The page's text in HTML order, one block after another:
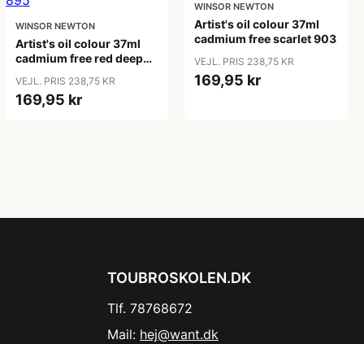
WINSOR NEWTON
Artist's oil colour 37ml
cadmium free red deep
VEJL. PRIS 238,75 KR
169,95 kr
WINSOR NEWTON
Artist's oil colour 37ml
cadmium free scarlet 903
VEJL. PRIS 238,75 KR
169,95 kr
TOUBROSKOLEN.DK
Tlf. 78768672
Mail: hej@want.dk